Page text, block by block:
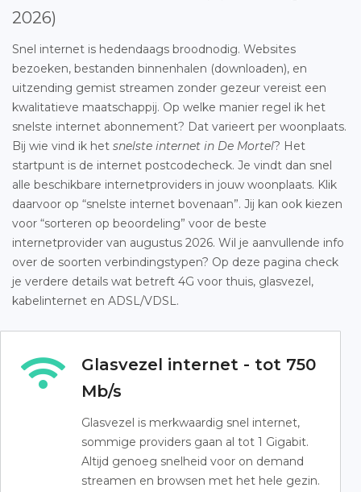
2026)
Snel internet is hedendaags broodnodig. Websites
bezoeken, bestanden binnenhalen (downloaden), en
uitzending gemist streamen zonder gezeur vereist een
kwalitatieve maatschappij. Op welke manier regel ik het
snelste internet abonnement? Dat varieert per woonplaats.
Bij wie vind ik het snelste internet in De Mortel? Het
startpunt is de internet postcodecheck. Je vindt dan snel
alle beschikbare internetproviders in jouw woonplaats. Klik
daarvoor op “snelste internet bovenaan”. Jij kan ook kiezen
voor “sorteren op beoordeling” voor de beste
internetprovider van augustus 2026. Wil je aanvullende info
over de soorten verbindingstypen? Op deze pagina check
je verdere details wat betreft 4G voor thuis, glasvezel,
kabelinternet en ADSL/VDSL.
Glasvezel internet - tot 750
Mb/s
Glasvezel is merkwaardig snel internet,
sommige providers gaan al tot 1 Gigabit.
Altijd genoeg snelheid voor on demand
streamen en browsen met het hele gezin.